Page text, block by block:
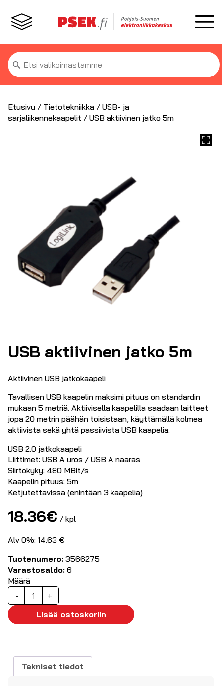
Etsi:
Etusivu / Tietotekniikka / USB- ja
sarjaliikennekaapelit / USB aktiivinen jatko 5m
USB aktiivinen jatko 5m
Aktiivinen USB jatkokaapeli
Tavallisen USB kaapelin maksimi pituus on standardin
mukaan 5 metriä. Aktiivisella kaapelilla saadaan laitteet
jopa 20 metrin päähän toisistaan, käyttämällä kolmea
aktiivista sekä yhtä passiivista USB kaapelia.
USB 2.0 jatkokaapeli
Liittimet: USB A uros / USB A naaras
Siirtokyky: 480 MBit/s
Kaapelin pituus: 5m
Ketjutettavissa (enintään 3 kaapelia)
18.36€ / kpl
Alv 0%: 14.63 €
Tuotenumero: 3566275
Varastosaldo: 6
Määrä
-
USB
aktiivinen
jatko
5m
+
Lisää ostoskoriin
Tekniset tiedot